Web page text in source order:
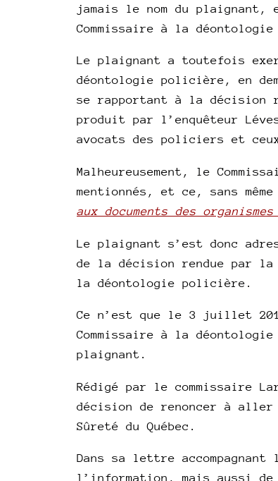
jamais le nom du
Commissaire à la
Le plaignant a toutefois
déontologie policière, en
se rapportant à la décision
produit par l’enquêteur
avocats des policiers et
Malheureusement, le
mentionnés, et ce, sans
aux documents des
Le plaignant s’est donc
de la décision rendue par la
la déontologie policière.
Ce n’est que le 3 juillet
Commissaire à la
plaignant.
Rédigé par le commissaire
décision de renoncer à
Sûreté du Québec.
Dans sa lettre accompagnant
l’information, mais aussi